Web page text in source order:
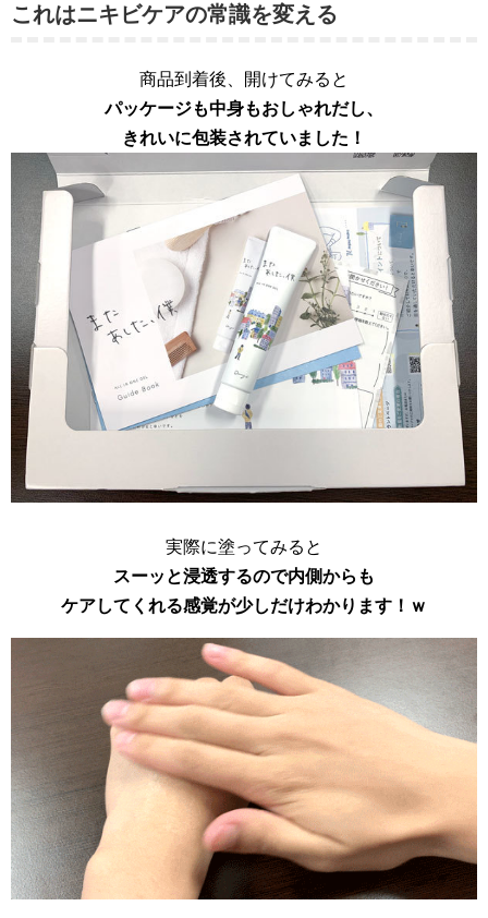
これはニキビケアの常識を変える
商品到着後、開けてみると
パッケージも中身もおしゃれだし、
きれいに包装されていました！
実際に塗ってみると
スーッと浸透するので内側からも
ケアしてくれる感覚が少しだけわかります！ｗ